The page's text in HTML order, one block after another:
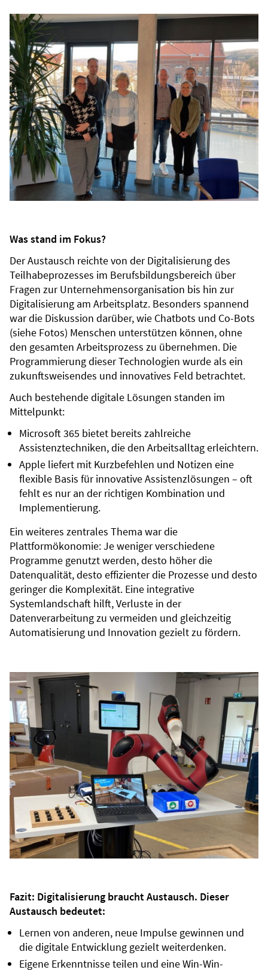
Was stand im Fokus?
Der Austausch reichte von der Digitalisierung des
Teilhabeprozesses im Berufsbildungsbereich über
Fragen zur Unternehmensorganisation bis hin zur
Digitalisierung am Arbeitsplatz. Besonders spannend
war die Diskussion darüber, wie Chatbots und Co-Bots
(siehe Fotos) Menschen unterstützen können, ohne
den gesamten Arbeitsprozess zu übernehmen. Die
Programmierung dieser Technologien wurde als ein
zukunftsweisendes und innovatives Feld betrachtet.
Auch bestehende digitale Lösungen standen im
Mittelpunkt:
Microsoft 365 bietet bereits zahlreiche
Assistenztechniken, die den Arbeitsalltag erleichtern.
Apple liefert mit Kurzbefehlen und Notizen eine
flexible Basis für innovative Assistenzlösungen – oft
fehlt es nur an der richtigen Kombination und
Implementierung.
Ein weiteres zentrales Thema war die
Plattformökonomie: Je weniger verschiedene
Programme genutzt werden, desto höher die
Datenqualität, desto effizienter die Prozesse und desto
geringer die Komplexität. Eine integrative
Systemlandschaft hilft, Verluste in der
Datenverarbeitung zu vermeiden und gleichzeitig
Automatisierung und Innovation gezielt zu fördern.
Fazit: Digitalisierung braucht Austausch. Dieser
Austausch bedeutet:
Lernen von anderen, neue Impulse gewinnen und
die digitale Entwicklung gezielt weiterdenken.
Eigene Erkenntnisse teilen und eine Win-Win-